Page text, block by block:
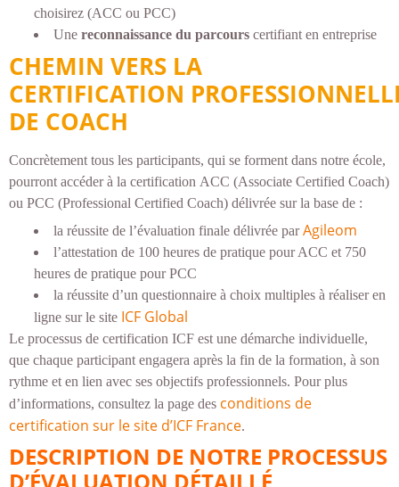
choisirez (ACC ou PCC)
Une reconnaissance du parcours certifiant en entreprise
CHEMIN VERS LA
CERTIFICATION
DE COACH
Concrètement tous les participants, qui se forment dans notre école,
pourront accéder à la certification ACC (Associate Certified Coach)
ou PCC (Professional Certified Coach) délivrée sur la base de :
la réussite de l’évaluation finale délivrée parAgileom
l’attestation de 100 heures de pratique pour ACC et 750
heures de pratique pour PCC
la réussite d’un questionnaire à choix multiples à réaliser en
ligne sur le site ICF Global
Le processus de certification ICF est une démarche individuelle,
que chaque participant engagera après la fin de la formation, à son
rythme et en lien avec ses objectifs professionnels. Pour plus
d’informations, consultez la page des conditions de
certification sur le site d’ICF France.
DESCRIPTION DE NOTRE PROCESSUS